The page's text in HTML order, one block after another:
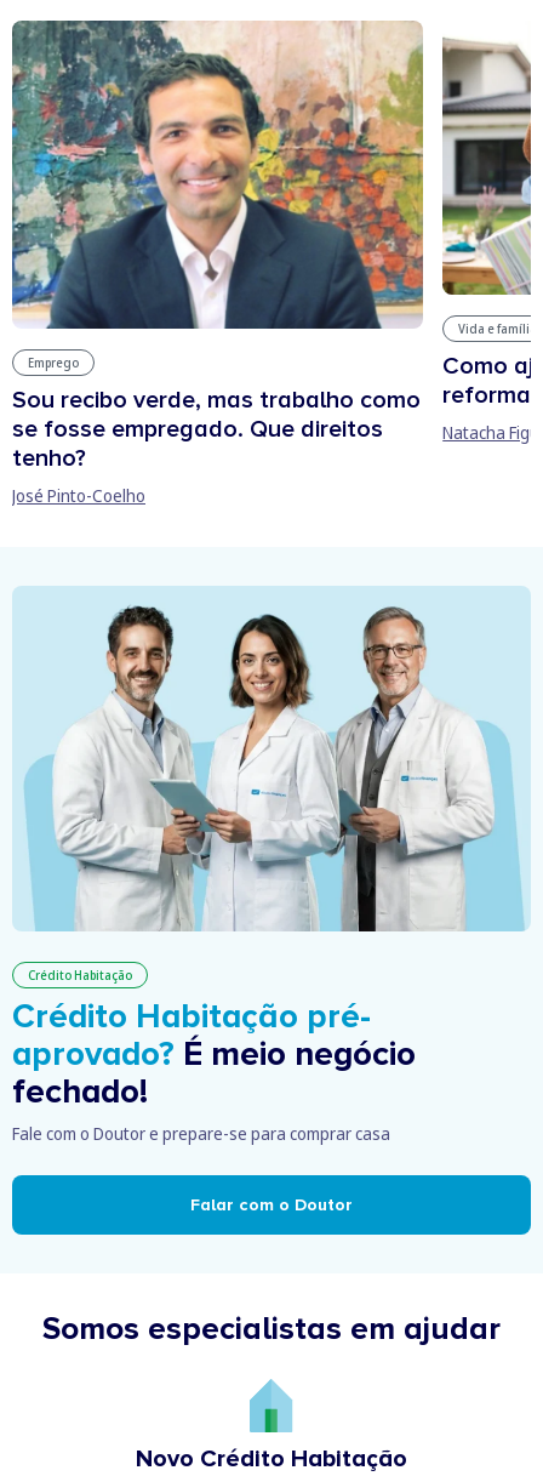
Emprego
Sou recibo verde, mas trabalho como
se fosse empregado. Que direitos
tenho?
José Pinto-Coelho
Vida e família
Como
reforma
Natacha
Crédito Habitação
Crédito Habitação pré-
aprovado? É meio negócio
fechado!
Fale com o Doutor e prepare-se para comprar casa
Falar com o Doutor
Somos especialistas em ajudar
Novo Crédito Habitação